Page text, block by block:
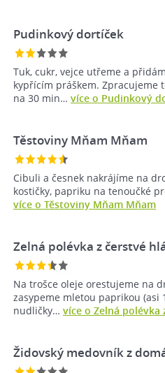
Pudinkový dortíček
Tuk, cukr, vejce utřeme a
kypřícím práškem. Zpracujeme
na 30 min… více o Pudinkový
Těstoviny Mňam Mňam
Cibuli a česnek nakrájíme na
kostičky, papriku na tenoučké
více o Těstoviny Mňam Mňam
Zelná polévka z čerstvé
Na trošce oleje orestujeme na
zasypeme mletou paprikou (asi
nudličky… více o Zelná polévka
Židovský medovník z